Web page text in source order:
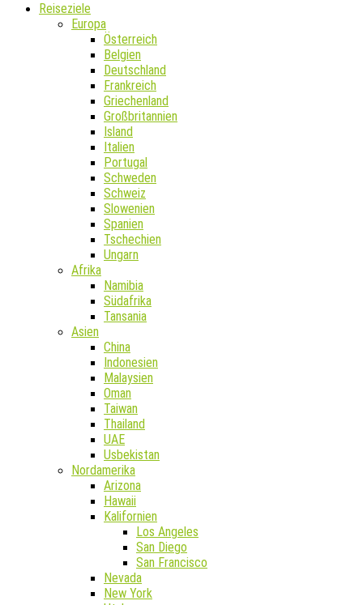
Reiseziele
Europa
Österreich
Belgien
Deutschland
Frankreich
Griechenland
Großbritannien
Island
Italien
Portugal
Schweden
Schweiz
Slowenien
Spanien
Tschechien
Ungarn
Afrika
Namibia
Südafrika
Tansania
Asien
China
Indonesien
Malaysien
Oman
Taiwan
Thailand
UAE
Usbekistan
Nordamerika
Arizona
Hawaii
Kalifornien
Los Angeles
San Diego
San Francisco
Nevada
New York